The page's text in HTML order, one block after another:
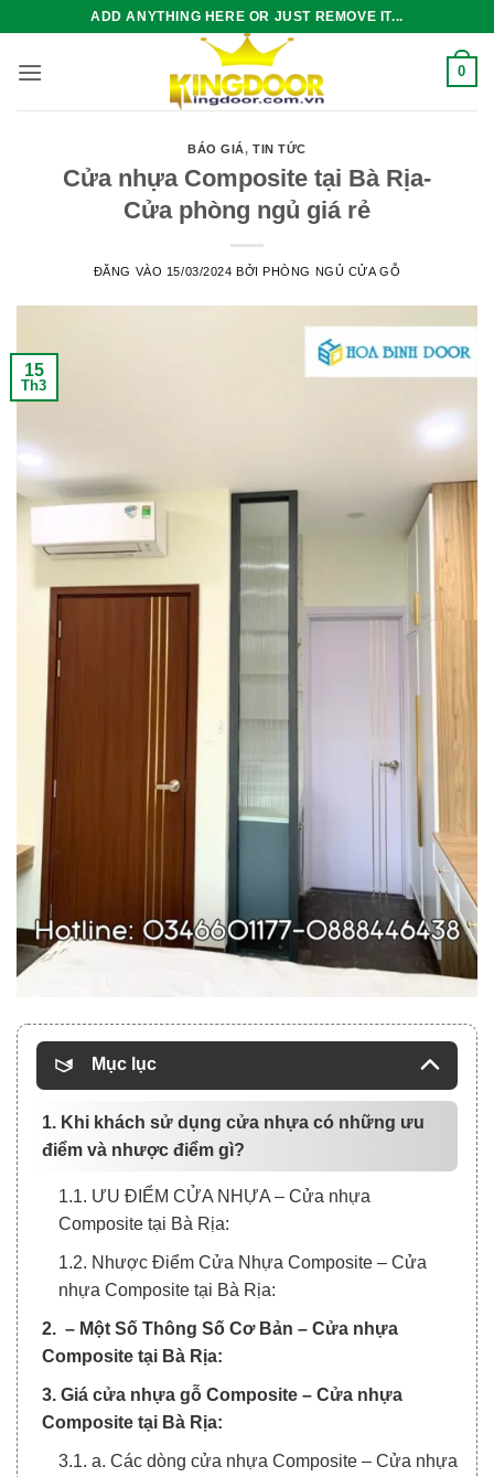
nội
ADD ANYTHING HERE OR JUST REMOVE IT...
0
BÁO GIÁ,TIN TỨC
Cửa nhựa Composite tại Bà Rịa-
Cửa phòng ngủ giá rẻ
ĐĂNG VÀO 15/03/2024 BỞIPHÒNG NGỦ CỬA GỖ
15
Th3
Mục lục
1. Khi khách sử dụng cửa nhựa có những ưu
điểm và nhược điểm gì?
1.1. ƯU ĐIỂM CỬA NHỰA – Cửa nhựa
Composite tại Bà Rịa:
1.2. Nhược Điểm Cửa Nhựa Composite – Cửa
nhựa Composite tại Bà Rịa:
2. – Một Số Thông Số Cơ Bản – Cửa nhựa
Composite tại Bà Rịa:
3. Giá cửa nhựa gỗ Composite – Cửa nhựa
Composite tại Bà Rịa:
3.1. a. Các dòng cửa nhựa Composite – Cửa nhựa